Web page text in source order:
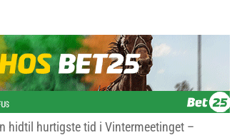
hidtil hurtigste tid i Vintermeetinget –